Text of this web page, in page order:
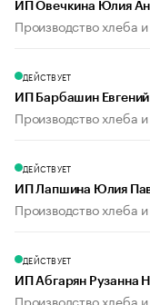
ИП Овечкина Юлия
Производство хлеба
ДЕЙСТВУЕТ
ИП Барбашин Евгений
Производство хлеба
ДЕЙСТВУЕТ
ИП Лапшина Юлия
Производство хлеба
ДЕЙСТВУЕТ
ИП Абгарян Рузанна
Производство хлеба